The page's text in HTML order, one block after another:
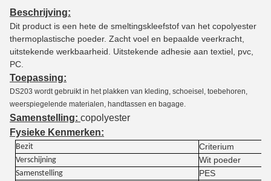
Beschrijving:
Dit product is een hete de smeltingskleefstof van het copolyester
thermoplastische poeder. Zacht voel en bepaalde veerkracht,
uitstekende werkbaarheid. Uitstekende adhesie aan textiel, pvc,
PC.
Toepassing:
DS203 wordt gebruikt in het plakken van kleding, schoeisel, toebehoren,
weerspiegelende materialen, handtassen en bagage.
Samenstelling: copolyester
Fysieke Kenmerken:
Bezit Criterium
Verschijning Wit poeder
Samenstelling PES